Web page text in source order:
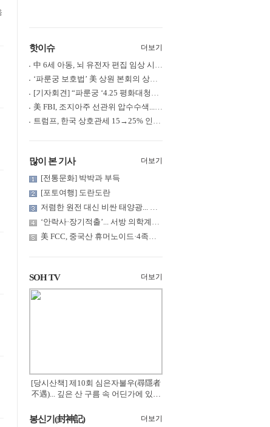
핫이슈 더보기
中 6세 아동, 뇌 유전자 편집 임상 시험 중 사망... 의료진 1년간 ....
‘파룬궁 보호법’ 美 상원 본회의 상정... 최종 입법 ‘초읽기’
[기자회견] “파룬궁 ‘4.25 평화대청원’ 기념 & 중공의 션윈 공연 .....
美 FBI, 조지아주 선관위 압수수색... 트럼프 “부정선거 증거 확보....
트럼프, 한국 상호관세 15→25% 인상... “韓 국회 무력합의 미비준”....
많이 본 기사 더보기
[전통문화] 박박과 부득
[포토여행] 도란도란
저렴한 원전 대신 비싼 태양광... 요금 부담은 누가?
‘안락사·장기적출’... 서방 의학계까지 침투한 ‘공리주의적 생명윤....
美 FCC, 중국산 휴머노이드·4족보행 로봇·전력 인버터 신규 수입 .....
SOH TV 더보기
[당시산책] 제10회 심은자불우(尋隱者
不遇)... 깊은 산 구름 속 어딘가에 있겠
봉신기(封神記) 더보기